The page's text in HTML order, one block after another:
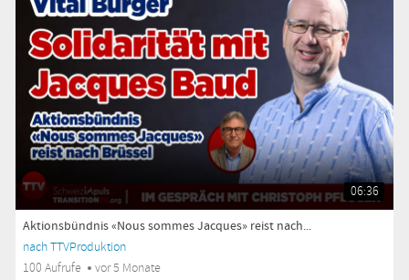
06:36
Aktionsbündnis «Nous sommes Jacques» reist nach...
nach TTVProduktion
100 Aufrufe
vor 5 Monate